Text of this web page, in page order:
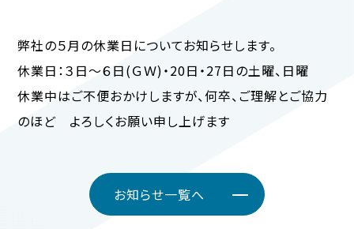
弊社の５月の休業日についてお知らせします。
休業日：３日～６日(ＧＷ)・20日・27日の土曜、日曜
休業中はご不便おかけしますが、何卒、ご理解とご協力
のほど よろしくお願い申し上げます
お知らせ一覧へ